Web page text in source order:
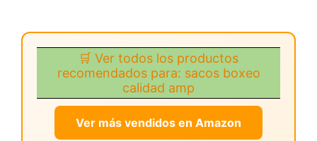
🛒 Ver todos los productos
recomendados para: sacos boxeo
calidad amp
Ver más vendidos en Amazon